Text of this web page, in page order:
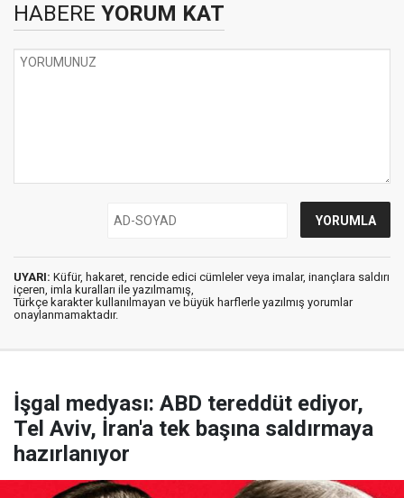
HABERE YORUM KAT
UYARI: Küfür, hakaret, rencide edici cümleler veya imalar, inançlara saldırı
içeren, imla kuralları ile yazılmamış,
Türkçe karakter kullanılmayan ve büyük harflerle yazılmış yorumlar
onaylanmamaktadır.
İşgal medyası: ABD tereddüt ediyor,
Tel Aviv, İran'a tek başına saldırmaya
hazırlanıyor